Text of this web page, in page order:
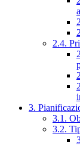
2.4.
3.
3.1.
3.2.